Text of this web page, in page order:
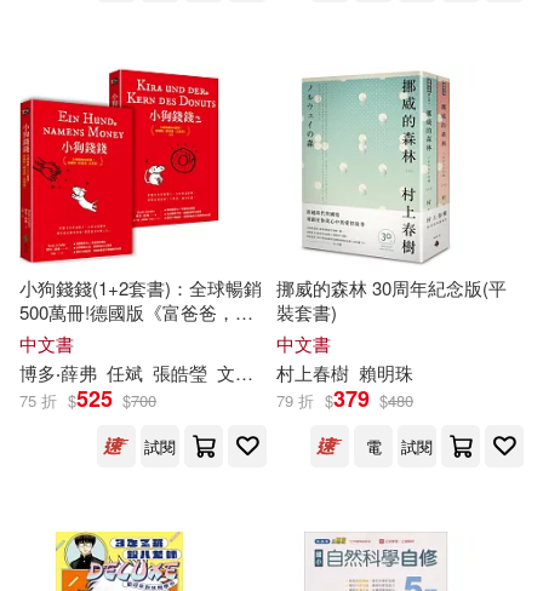
農業部林業試驗所(12)
鄧方華(12)
阿部摘花(12) 馬叔禮(12)
（英）哈代(12)
（英）王爾德(12)
佚名(11)
新星出版社(70) 釀出版(70)
中國農業科學技術出版社(69)
人民教育出版社(69)
山西人民出版社(69)
教育科學出版社(68)
小狗錢錢(1+2套書)：全球暢銷
500萬冊!德國版《富爸爸，窮
爸爸》
中文書
博多‧薛弗 任斌 張皓瑩 文燚 王一帆
75 折 $525 $700
試閱
挪威的森林 30周年紀念版(平
裝套書)
中文書
村上春樹 賴明珠
79 折 $379 $480
電
試閱